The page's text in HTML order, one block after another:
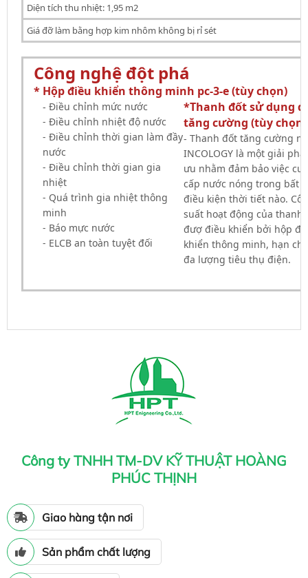
Diện tích thu nhiệt: 1,95 m2
Giá đỡ làm bằng hợp kim nhôm không bị rỉ sét
Công nghệ đột phá
* Hộp điều khiển thông minh pc-3-e (tùy chọn)
- Điều chỉnh mức nước
- Điều chỉnh nhiệt độ nước
- Điều chỉnh thời gian làm đầy
nước
- Điều chỉnh thời gian gia
nhiệt
- Quá trình gia nhiệt thông
minh
- Báo mực nước
- ELCB an toàn tuyệt đối
*Thanh đốt sử dụng
tăng cường (tùy chọn)
- Thanh đốt tăng cường
INCOLOGY là một giải
ưu nhằm đảm bảo việc
cấp nước nóng trong bất
điều kiện thời tiết nào.
suất hoạt động của thanh
đượ điều khiển bởi hộp
khiển thông minh, hạn
đa lượng tiêu thụ điện.
Công ty TNHH TM-DV KỸ THUẬT HOÀNG
PHÚC THỊNH
Giao hàng tận nơi
Sản phẩm chất lượng